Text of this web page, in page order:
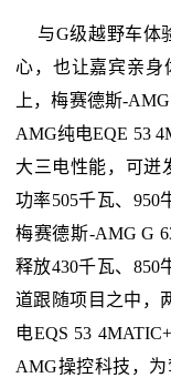
与G级越野车体
心，也让嘉宾亲身
上，梅赛德斯-
AMG纯电EQE 53
大三电性能，可迸
功率505千瓦、950
梅赛德斯-AMG G
释放430千瓦、850
道跟随项目之中
电EQS 53
AMG操控科技，为